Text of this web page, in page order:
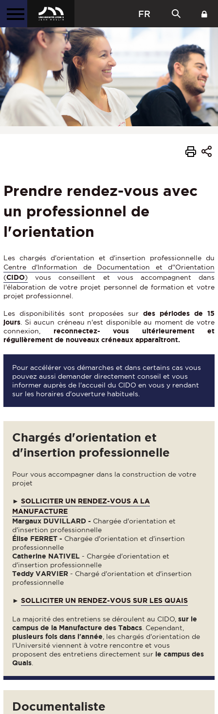
FR
Prendre rendez-vous avec
un professionnel de
l'orientation
Les chargés d'orientation et d'insertion professionnelle du
Centre d'Information de Documentation et d''Orientation
(CIDO) vous conseillent et vous accompagnent dans
l'élaboration de votre projet personnel de formation et votre
projet professionnel.
Les disponibilités sont proposées sur des périodes de 15
jours . Si aucun créneau n'est disponible au moment de votre
connexion, reconnectez- vous ultérieurement et
régulièrement de nouveaux créneaux apparaîtront.
Pour accélérer vos démarches et dans certains cas vous
pouvez aussi demander directement conseil et vous
informer auprès de l'accueil du CIDO en vous y rendant
sur les horaires d'ouverture habituels.
Chargés d'orientation et
d'insertion professionnelle
Pour vous accompagner dans la construction de votre
projet
►SOLLICITER UN RENDEZ-VOUS A LA
MANUFACTURE
Margaux DUVILLARD - Chargée d'orientation et
d'insertion professionnelle
Élise FERRET - Chargée d'orientation et d'insertion
professionnelle
Catherine NATIVEL - Chargée d'orientation et
d'insertion professionnelle
Teddy VARVIER - Chargé d'orientation et d'insertion
professionnelle
► SOLLICITER UN RENDEZ-VOUS SUR LES QUAIS
La majorité des entretiens se déroulent au CIDO,sur le
campus de la Manufacture des Tabacs . Cependant,
plusieurs fois dans l'année , les chargés d'orientation de
l'Université viennent à votre rencontre et vous
proposent des entretiens directement sur le campus des
Quais
Documentaliste